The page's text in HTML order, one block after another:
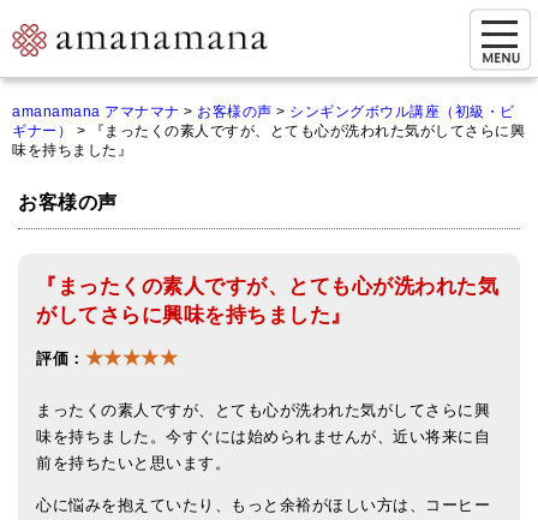
マイページ
ご来店予約（実店舗）
オンライン相談&購入
オンラインショップ
amanamana アマナマナ > お客様の声 > シンギングボウル講座（初級・ビ
ギナー）
>
『まったくの素人ですが、とても心が洗われた気がしてさらに興
味を持ちました』
お客様の声
『まったくの素人ですが、とても心が洗われた気
がしてさらに興味を持ちました』
評価： ★★★★★
まったくの素人ですが、とても心が洗われた気がしてさらに興
味を持ちました。今すぐには始められませんが、近い将来に自
前を持ちたいと思います。
心に悩みを抱えていたり、もっと余裕がほしい方は、コーヒー